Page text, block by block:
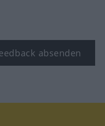
absenden